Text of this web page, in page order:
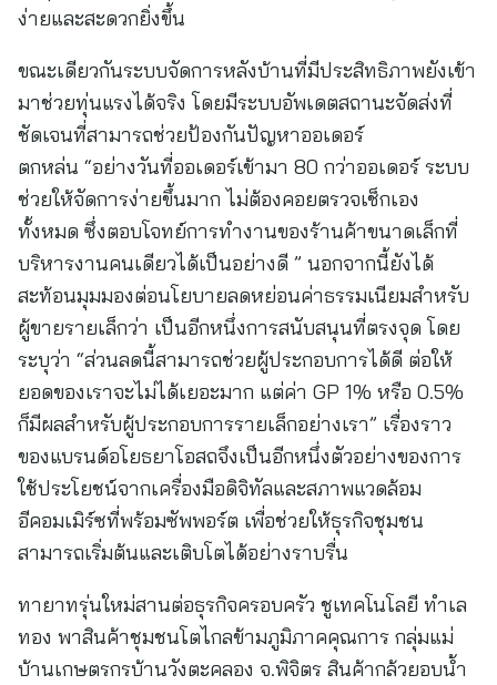
ง่ายและสะดวกยิ่งขึ้น
ขณะเดียวกันระบบจัดการหลังบ้านที่มีประสิทธิภาพยังเข้า
มาช่วยทุ่นแรงได้จริง โดยมีระบบอัพเดตสถานะจัดส่งที่
ชัดเจนที่สามารถช่วยป้องกันปัญหาออเดอร์
ตกหล่น “อย่างวันที่ออเดอร์เข้ามา 80 กว่าออเดอร์ ระบบ
ช่วยให้จัดการง่ายขึ้นมาก ไม่ต้องคอยตรวจเช็กเอง
ทั้งหมด ซึ่งตอบโจทย์การทำงานของร้านค้าขนาดเล็กที่
บริหารงานคนเดียวได้เป็นอย่างดี ” นอกจากนี้ยังได้
สะท้อนมุมมองต่อนโยบายลดหย่อนค่าธรรมเนียมสำหรับ
ผู้ขายรายเล็กว่า เป็นอีกหนึ่งการสนับสนุนที่ตรงจุด โดย
ระบุว่า “ส่วนลดนี้สามารถช่วยผู้ประกอบการได้ดี ต่อให้
ยอดของเราจะไม่ได้เยอะมาก แต่ค่า GP 1% หรือ 0.5%
ก็มีผลสำหรับผู้ประกอบการรายเล็กอย่างเรา” เรื่องราว
ของแบรนด์อโยธยาโอสถจึงเป็นอีกหนึ่งตัวอย่างของการ
ใช้ประโยชน์จากเครื่องมือดิจิทัลและสภาพแวดล้อม
อีคอมเมิร์ซที่พร้อมซัพพอร์ต เพื่อช่วยให้ธุรกิจชุมชน
สามารถเริ่มต้นและเติบโตได้อย่างราบรื่น
ทายาทรุ่นใหม่สานต่อธุรกิจครอบครัว ชูเทคโนโลยี ทำเล
ทอง พาสินค้าชุมชนโตไกลข้ามภูมิภาคคุณการ กลุ่มแม่
บ้านเกษตรกรบ้านวังตะคลอง จ.พิจิตร สินค้ากล้วยอบน้ำ